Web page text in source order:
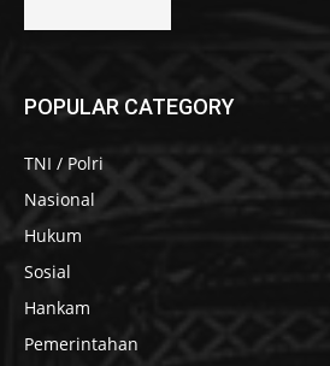
POPULAR CATEGORY
TNI / Polri
Nasional
Hukum
Sosial
Hankam
Pemerintahan